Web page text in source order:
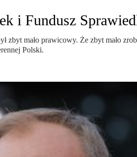
i Fundusz
mało prawicowy. Że zbyt mało
Polski.